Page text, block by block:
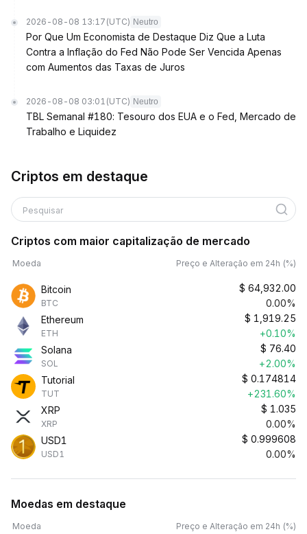
2026-08-08 13:17 (UTC) Neutro
Por Que Um Economista de Destaque Diz Que a Luta
Contra a Inflação do Fed Não Pode Ser Vencida Apenas
com Aumentos das Taxas de Juros
2026-08-08 03:01 (UTC) Neutro
TBL Semanal #180: Tesouro dos EUA e o Fed, Mercado de
Trabalho e Liquidez
Criptos em destaque
Pesquisar
Criptos com maior capitalização de mercado
Moeda Preço e Alteração em 24h (%)
Bitcoin
BTC
$ 64,932.00
0.00%
Ethereum
ETH
$ 1,919.25
+0.10%
Solana
SOL
$ 76.40
+2.00%
Tutorial
TUT
$ 0.174814
+231.60%
XRP
XRP
$ 1.035
0.00%
USD1
USD1
$ 0.999608
0.00%
Moedas em destaque
Moeda Preço e Alteração em 24h (%)